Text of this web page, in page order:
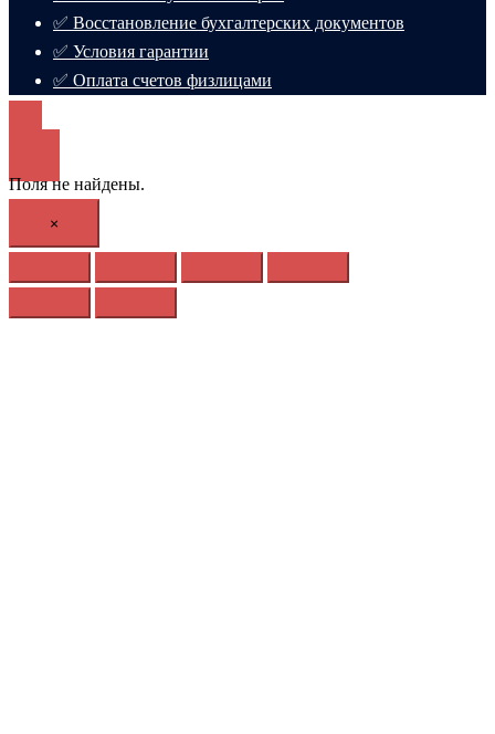
✅ Восстановление бухгалтерских документов
✅ Условия гарантии
✅ Оплата счетов физлицами
Поля не найдены.
×